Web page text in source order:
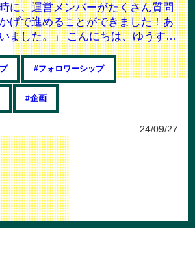
に、運営メンバーがたくさん質問
げで進めることができました！あ
ました。」 こんにちは、ゆうすけ
授業から、世の高校生がやっ...
#フォロワーシップ
#企画
24/09/27